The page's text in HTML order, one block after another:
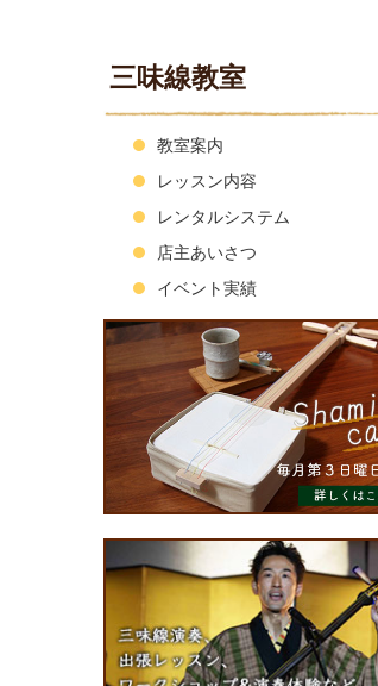
三味線教室
教室案内
レッスン内容
レンタルシステム
店主あいさつ
イベント実績